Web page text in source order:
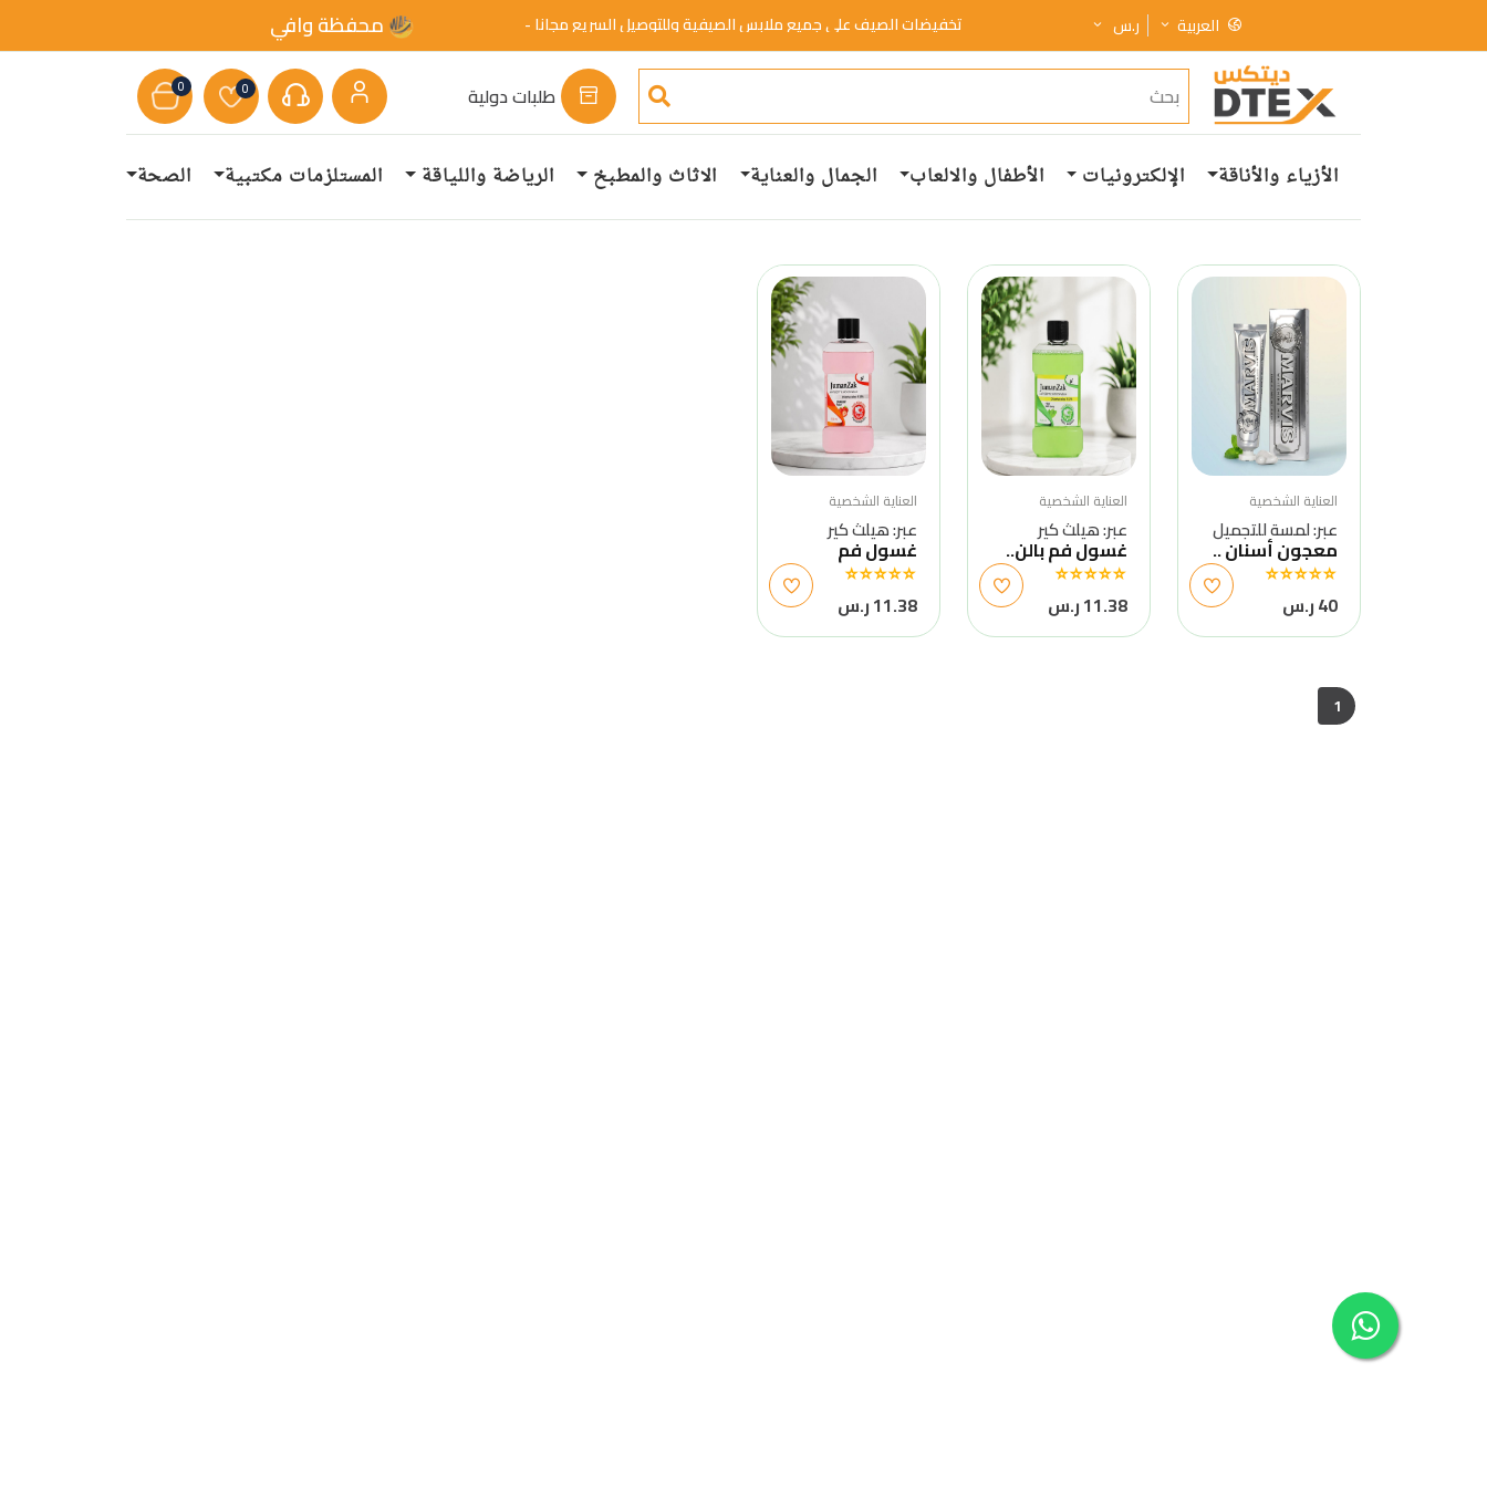
العربية ر.س تخفيضات الصيف علي جميع ملابس الصيفية وللتوصيل السريع مجانا -
خصم 50%. تسوق الان محفظة وافي
طلبات دولية 0
0
الأزياء والأناقة الإلكترونيات الأطفال والالعاب الجمال والعناية الاثاث والمطبخ الرياضة واللياقة المستلزمات مكتبية الصحة
العناية الشخصية
عبر: لمسة للتجميل
معجون أسنان ..
40 ر.س
العناية الشخصية
عبر: هيلث كير
غسول فم بالن..
11.38 ر.س
العناية الشخصية
عبر: هيلث كير
غسول فم
11.38 ر.س
1